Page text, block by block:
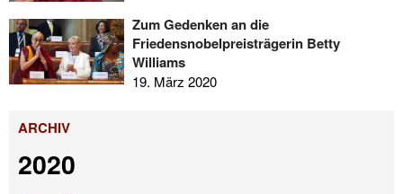
Zum Gedenken an die
Friedensnobelpreisträgerin Betty
Williams
19. März 2020
ARCHIV
2020